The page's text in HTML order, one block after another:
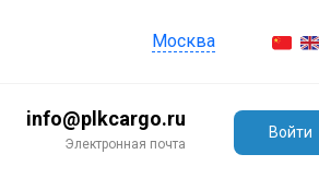
Москва
info@plkcargo.ru
Электронная почта
Войти